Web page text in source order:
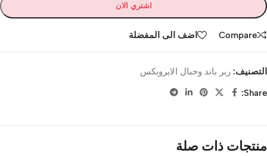
اشتري الان
Compare اضف الى المفضلة
التصنيف: ربر باند وحبال الايروبكس
Share:
منتجات ذات صلة